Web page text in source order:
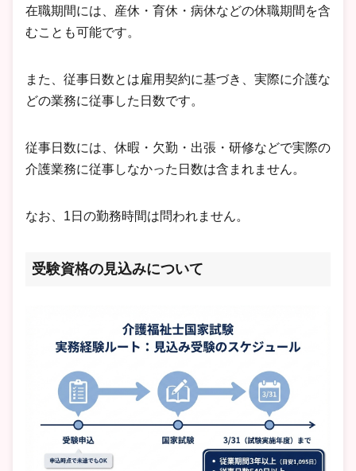
在職期間には、産休・育休・病休などの休職期間を含
むことも可能です。
また、従事日数とは雇用契約に基づき、実際に介護な
どの業務に従事した日数です。
従事日数には、休暇・欠勤・出張・研修などで実際の
介護業務に従事しなかった日数は含まれません。
なお、1日の勤務時間は問われません。
受験資格の見込みについて